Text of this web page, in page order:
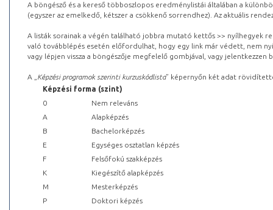
A böngésző és a kereső többoszlopos eredménylistái általában a
(egyszer az emelkedő, kétszer a csökkenő sorrendhez). Az aktuális
A listák sorainak a végén található jobbra mutató kettős >> nyílhegyek
való továbblépés esetén előfordulhat, hogy egy link már védett, nem
vagy lépjen vissza a böngészője megfelelő gombjával, vagy
A „ Képzési programok szerinti kurzuskódlista” képernyőn két adat
Képzési forma (szint)
0
Nem releváns
A
Alapképzés
B
Bachelorképzés
E
Egységes osztatlan képzés
F
Felsőfokú szakképzés
K
Kiegészítő alapképzés
M
Mesterképzés
P
Doktori képzés